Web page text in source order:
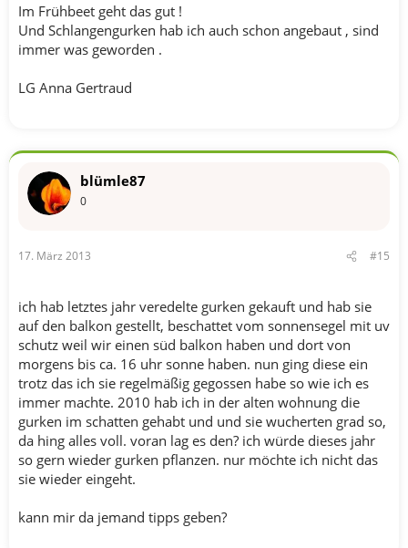
Im Frühbeet geht das gut !
Und Schlangengurken hab ich auch schon angebaut , sind
immer was geworden .
LG Anna Gertraud
blümle87
0
17. März 2013 #15
ich hab letztes jahr veredelte gurken gekauft und hab sie
auf den balkon gestellt, beschattet vom sonnensegel mit uv
schutz weil wir einen süd balkon haben und dort von
morgens bis ca. 16 uhr sonne haben. nun ging diese ein
trotz das ich sie regelmäßig gegossen habe so wie ich es
immer machte. 2010 hab ich in der alten wohnung die
gurken im schatten gehabt und und sie wucherten grad so,
da hing alles voll. voran lag es den? ich würde dieses jahr
so gern wieder gurken pflanzen. nur möchte ich nicht das
sie wieder eingeht.
kann mir da jemand tipps geben?